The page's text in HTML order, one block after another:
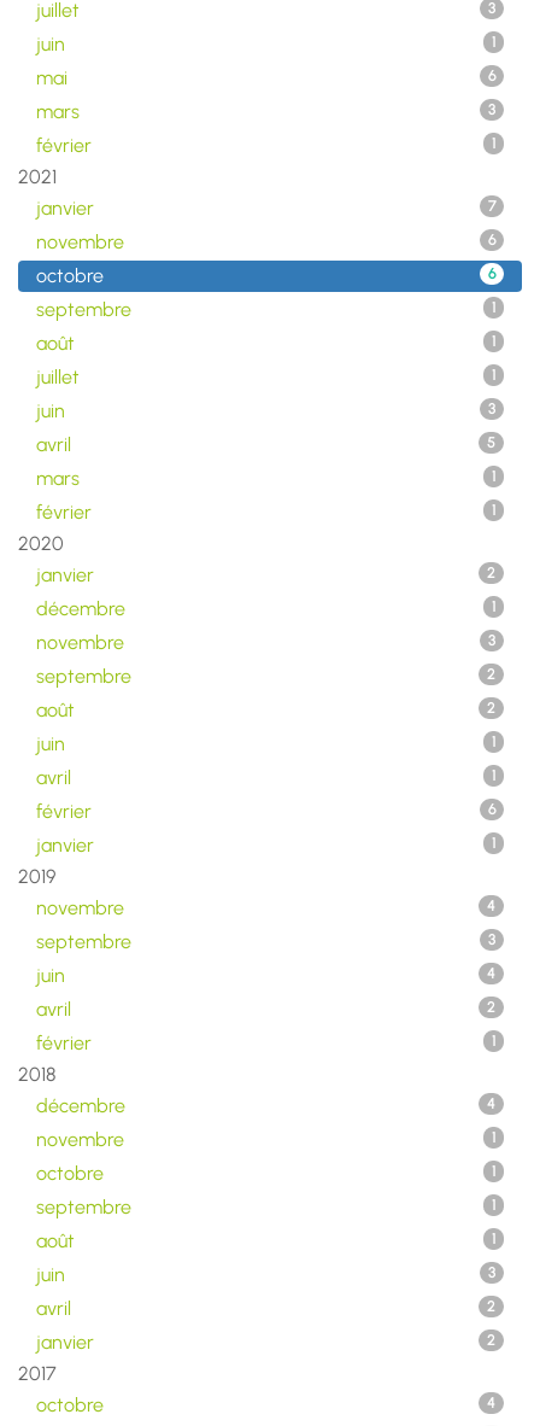
juillet 3
juin 1
mai 6
mars 3
février 1
2021
janvier
7
novembre 6
octobre 6
septembre 1
août 1
juillet 1
juin 3
avril 5
mars 1
février 1
2020
janvier
2
décembre 1
novembre 3
septembre 2
août 2
juin 1
avril 1
février 6
janvier 1
2019
novembre
4
septembre 3
juin 4
avril 2
février 1
2018
décembre
4
novembre 1
octobre 1
septembre 1
août 1
juin 3
avril 2
janvier 2
2017
octobre
4